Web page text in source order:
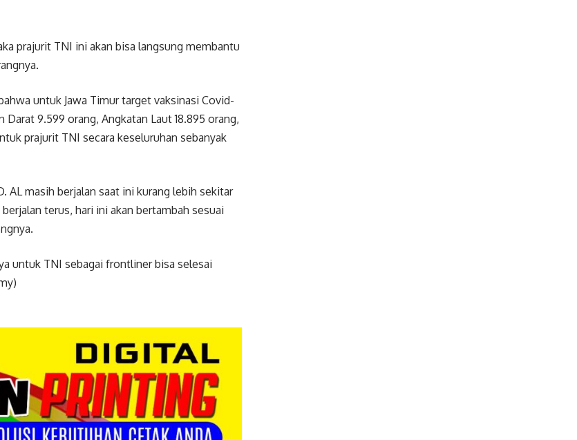
prajurit TNI ini akan bisa langsung membantu
untuk Jawa Timur target vaksinasi Covid-
9.599 orang, Angkatan Laut 18.895 orang,
prajurit TNI secara keseluruhan sebanyak
AL masih berjalan saat ini kurang lebih sekitar
terus, hari ini akan bertambah sesuai
untuk TNI sebagai frontliner bisa selesai